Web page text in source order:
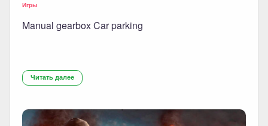
Игры
Manual gearbox Car parking
Читать далее